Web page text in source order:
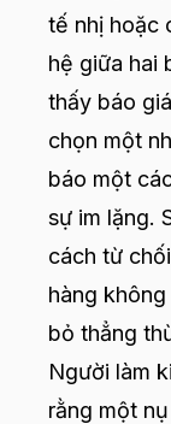
tế nhị hoặc
hệ giữa hai
thấy báo
chọn một
báo một
sự im lặng.
cách từ
hàng
bỏ thẳng
Người làm
rằng một